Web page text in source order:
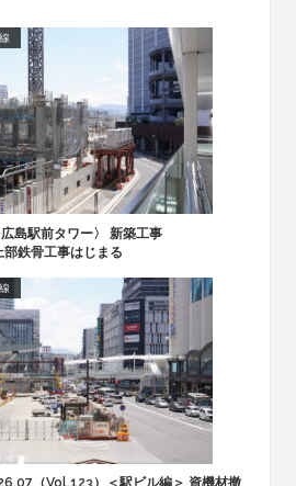
島駅前タワー〉 新築工事
鉄骨工事はじまる
（Vol.123）＜駅ビル編＞ 資機材撤